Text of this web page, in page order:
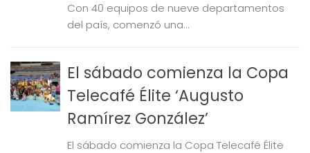
Con 40 equipos de nueve departamentos
del país, comenzó una...
El sábado comienza la Copa
Telecafé Élite ‘Augusto
Ramírez González’
El sábado comienza la Copa Telecafé Élite